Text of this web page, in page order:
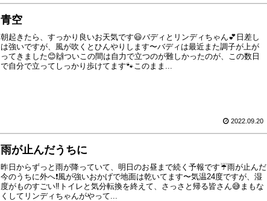
青空
朝起きたら、すっかり良いお天気です😃バディとリンディちゃん💕日差し
は強いですが、風が吹くとひんやりします〜バディは最近また調子が上が
ってきました😊🙌ついこの間は自力で立つのが難しかったのが、この数日
で自分で立ってしっかり歩けてます🐾このまま...
2022.09.20
雨が止んだうちに
昨日からずっと雨が降っていて、明日のお昼まで続く予報です☔️雨が止んだ
今のうちに外へ❗️風が強いおかげで地面は乾いてます〜気温24度ですが、湿
度がものすごい‼️トイレと気分転換を終えて、さっさと帰る皆さん😅まもな
くしてリンディちゃんがやって...